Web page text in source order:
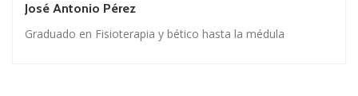
José Antonio Pérez
Graduado en Fisioterapia y bético hasta la médula